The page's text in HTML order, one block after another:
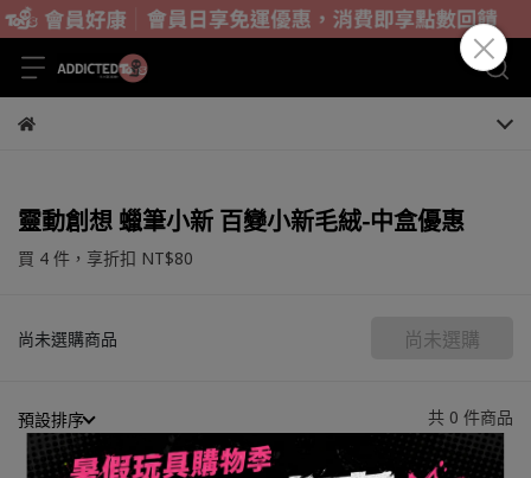
靈動創想 蠟筆小新 百變小新毛絨-中盒優惠
買 4 件， 享折扣 NT$80
尚未選購商品 尚未選購
預設排序 共 0 件商品